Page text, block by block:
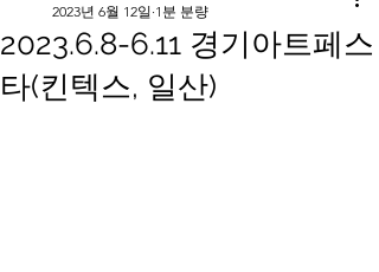
2023.6.8-6.11 경기아트페스
타(킨텍스, 일산)
2023년 6월 12일 1분 분량